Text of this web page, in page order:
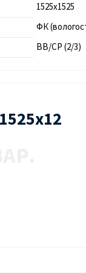
1525х1525
ФК
ВВ/СР (2/3)